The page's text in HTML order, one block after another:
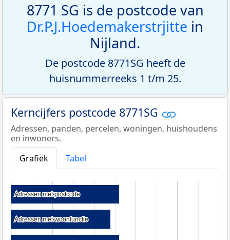
8771 SG is de postcode van
Dr.P.J.Hoedemakerstrjitte in
Nijland.
De postcode 8771SG heeft de
huisnummerreeks 1 t/m 25.
Kerncijfers postcode 8771SG
Adressen, panden, percelen, woningen, huishoudens
en inwoners.
Grafiek
Tabel
Adressen met postcode
Adressen met postcode
Adressen met woonfunctie
Adressen met woonfunctie